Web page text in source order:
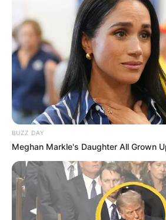
BUZZ DAY
Meghan Markle's Daughter All Grown